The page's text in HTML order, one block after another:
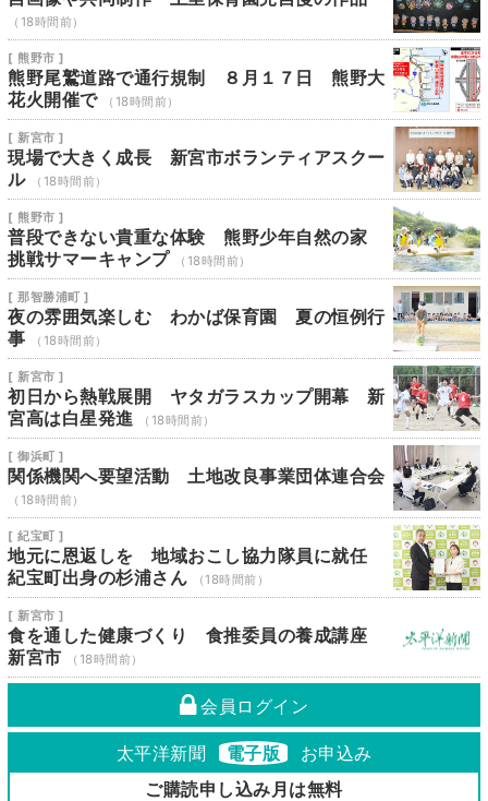
（18時間前）
[ 熊野市 ]
熊野尾鷲道路で通行規制 ８月１７日 熊野大
花火開催で
（18時間前）
[ 新宮市 ]
現場で大きく成長 新宮市ボランティアスクー
ル
（18時間前）
[ 熊野市 ]
普段できない貴重な体験 熊野少年自然の家
挑戦サマーキャンプ
（18時間前）
[ 那智勝浦町 ]
夜の雰囲気楽しむ わかば保育園 夏の恒例行
事
（18時間前）
[ 新宮市 ]
初日から熱戦展開 ヤタガラスカップ開幕 新
宮高は白星発進
（18時間前）
[ 御浜町 ]
関係機関へ要望活動 土地改良事業団体連合会
（18時間前）
[ 紀宝町 ]
地元に恩返しを 地域おこし協力隊員に就任
紀宝町出身の杉浦さん
（18時間前）
[ 新宮市 ]
食を通した健康づくり 食推委員の養成講座
新宮市
（18時間前）
会員ログイン
太平洋新聞 電子版
お申込み
ご購読申し込み月は無料